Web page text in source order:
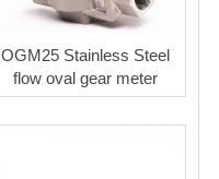
OGM25 Stainless Steel
flow oval gear meter